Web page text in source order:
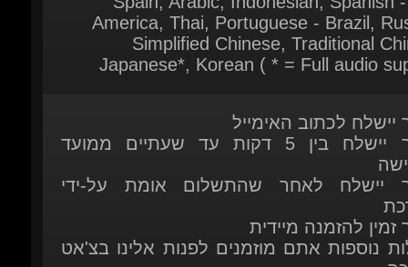
יישלח לכתוב האימייל
המוצר יישלח בין 5 דקות עד שעתיים ממועד
זמין להזמנה מיידית
נוספות אתם מוזמנים לפנות אלינו בצ'אט
איתנו קשר דרך דף הקשר שלנו.